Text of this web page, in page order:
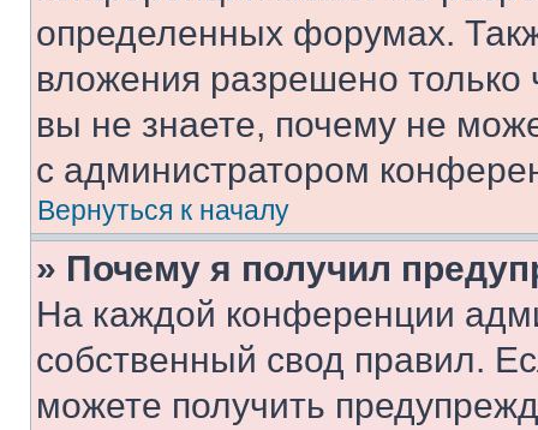
определенных форумах.
вложения разрешено
вы не знаете, почему не
с администратором
Вернуться к началу
» Почему я получил
На каждой конференции
собственный свод правил.
можете получить